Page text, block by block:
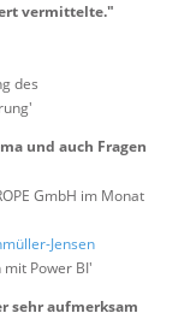
vermittelte."
des
und auch Fragen
GmbH im Monat
Jensen
Power BI'
sehr aufmerksam